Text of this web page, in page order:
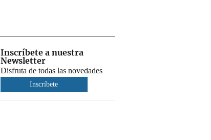
Inscríbete a nuestra
Newsletter
Disfruta de todas las novedades
Inscríbete